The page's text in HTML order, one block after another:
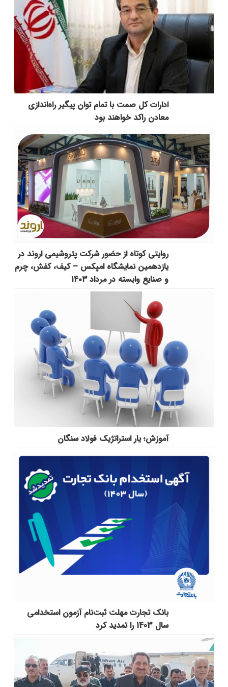
ادارات کل صمت با تمام توان پیگیر راه‌اندازی
معادن راکد خواهند بود
روایتی کوتاه از حضور شرکت پتروشیمی اروند در
یازدهمین نمایشگاه امپکس‌ – کیف، کفش، چرم
و صنایع وابسته در مرداد ۱۴۰۳
آموزش؛ یار استراتژیک فولاد سنگان
بانک تجارت مهلت ثبت‌نام آزمون استخدامی
سال 1403 را تمدید کرد